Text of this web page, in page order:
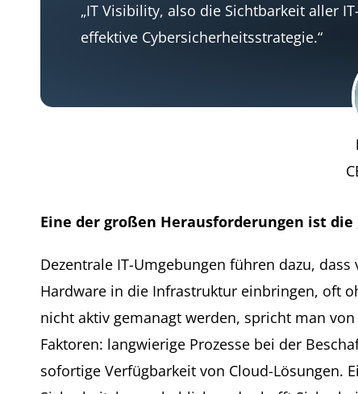
„IT Visibility, also die Sichtbarkeit aller
effektive Cybersicherheitsstrategie.“
Eine der großen Herausforderungen ist
Dezentrale IT-Umgebungen führen dazu,
Hardware in die Infrastruktur einbringen, oft
nicht aktiv gemanagt werden, spricht man von
Faktoren: langwierige Prozesse bei der
sofortige Verfügbarkeit von Cloud-Lösungen.